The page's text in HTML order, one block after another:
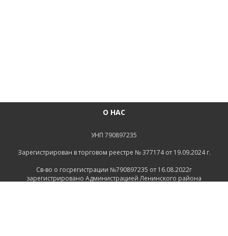
О НАС
УНП 790897235
Зарегистрирован в торговом реестре № 377174 от 19.09.2024 г.
Св-во о госрегистрации №790897235 от 16.08.2022г
зарегистрировано Администрацией Ленинского района